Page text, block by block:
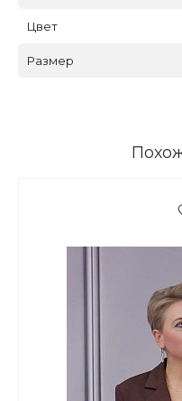
Цвет
Размер